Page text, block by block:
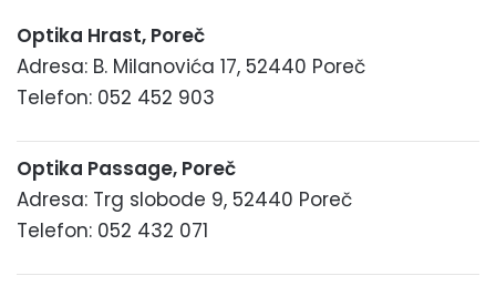
Optika Hrast, Poreč
Adresa: B. Milanovića 17, 52440 Poreč
Telefon: 052 452 903
Optika Passage, Poreč
Adresa: Trg slobode 9, 52440 Poreč
Telefon: 052 432 071